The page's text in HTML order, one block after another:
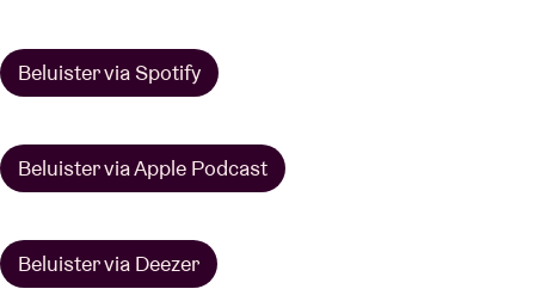
Beluister via Spotify
Beluister via Apple Podcast
Beluister via Deezer